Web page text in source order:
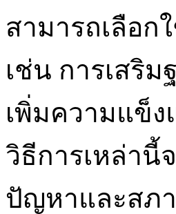
สามารถเลือ
เช่น การเสริ
เพิ่มความแข็ง
วิธีการเหล่า
ปัญหาและสภ